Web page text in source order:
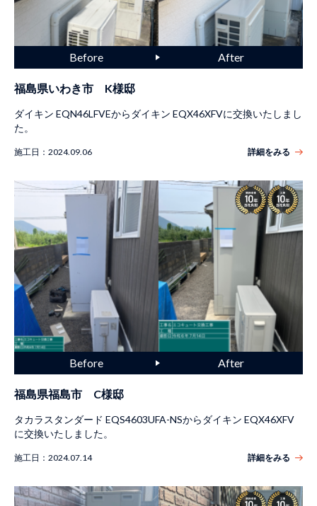
福島県いわき市 K様邸
ダイキン EQN46LFVEからダイキン EQX46XFVに交換いたしまし
た。
施工日： 2024.09.06 詳細をみる
福島県福島市 C様邸
タカラスタンダード EQS4603UFA-NSからダイキン EQX46XFV
に交換いたしました。
施工日： 2024.07.14 詳細をみる